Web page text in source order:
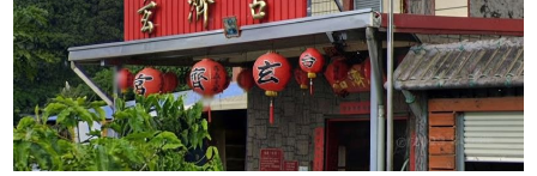
成趨勢，不僅承載世代回憶，更透過都更危老重
建，為區域注入現代化商場與複合式機能，展現
西門町商圈的產業重生與價值提升。